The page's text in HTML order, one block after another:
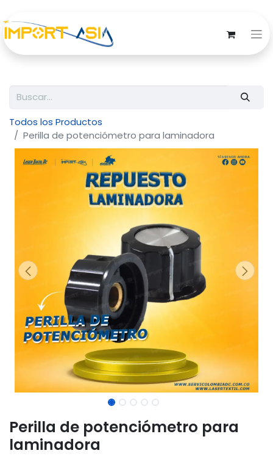
Todos los Productos
Perilla de potenciómetro para laminadora
Perilla de potenciómetro para
laminadora